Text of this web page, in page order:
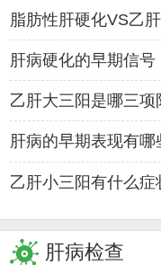
南——肝病
脂肪性肝硬化VS乙
同——肝病
肝病硬化的早期信
威解读
乙肝大三阳是哪三
肝病的早期表现有哪
乙肝小三阳有什么
乙肝病毒变异后的症状
老年人感染乙肝会有什
肝病检查